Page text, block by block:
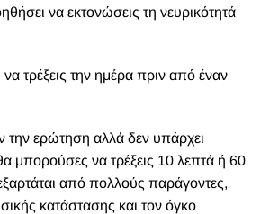
να εκτονώσεις τη νευρικότητά
τρέξεις την ημέρα πριν από έναν
την ερώτηση αλλά δεν υπάρχει
μπορούσες να τρέξεις 10 λεπτά ή 60
από πολλούς παράγοντες,
κατάστασης και τον όγκο